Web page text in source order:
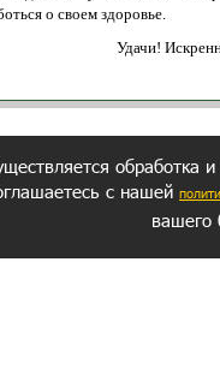
о своем здоровье.
Удачи!
обработка
с нашей
вашего